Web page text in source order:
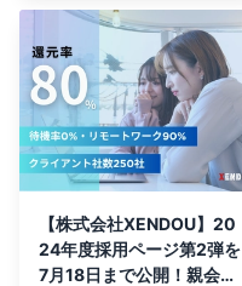
【株式会社XENDOU】20
24年度採用ページ第2弾を
7月18日まで公開！親会社